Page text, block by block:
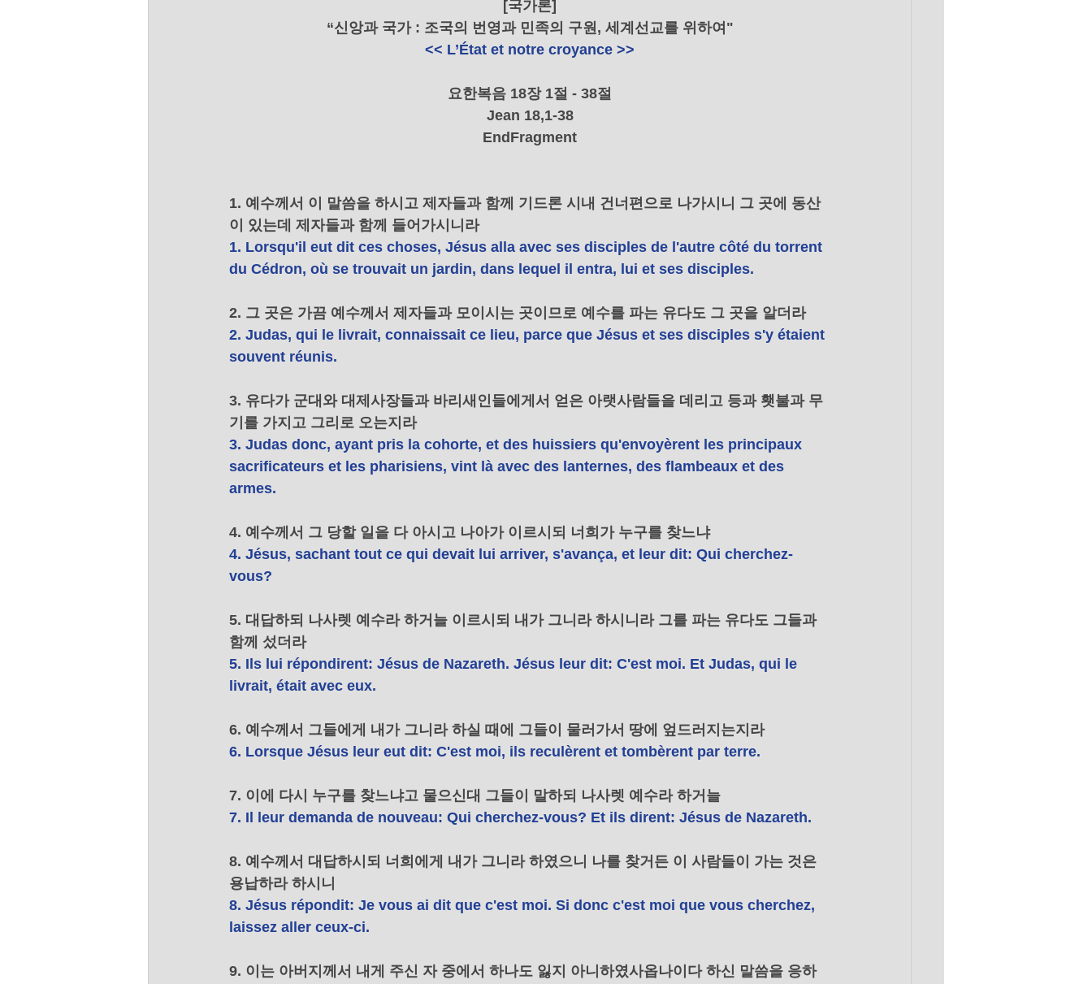
[국가론]
“신앙과 국가 : 조국의 번영과 민족의 구원, 세계선교를 위하여"
<< L’État et notre croyance >>
    요한복음 18장 1절 - 38절
Jean 18,1-38
EndFragment
1. 예수께서 이 말씀을 하시고 제자들과 함께 기드론 시내 건너편으로 나가시니 그 곳에 동산
이 있는데 제자들과 함께 들어가시니라
1. Lorsqu'il eut dit ces choses, Jésus alla avec ses disciples de l'autre côté du torrent
du Cédron, où se trouvait un jardin, dans lequel il entra, lui et ses disciples.
2. 그 곳은 가끔 예수께서 제자들과 모이시는 곳이므로 예수를 파는 유다도 그 곳을 알더라
2. Judas, qui le livrait, connaissait ce lieu, parce que Jésus et ses disciples s'y étaient
souvent réunis.
3. 유다가 군대와 대제사장들과 바리새인들에게서 얻은 아랫사람들을 데리고 등과 횃불과 무
기를 가지고 그리로 오는지라
3. Judas donc, ayant pris la cohorte, et des huissiers qu'envoyèrent les principaux
sacrificateurs et les pharisiens, vint là avec des lanternes, des flambeaux et des
armes.
4. 예수께서 그 당할 일을 다 아시고 나아가 이르시되 너희가 누구를 찾느냐
4. Jésus, sachant tout ce qui devait lui arriver, s'avança, et leur dit: Qui cherchez-
vous?
5. 대답하되 나사렛 예수라 하거늘 이르시되 내가 그니라 하시니라 그를 파는 유다도 그들과
함께 섰더라
5. Ils lui répondirent: Jésus de Nazareth. Jésus leur dit: C'est moi. Et Judas, qui le
livrait, était avec eux.
6. 예수께서 그들에게 내가 그니라 하실 때에 그들이 물러가서 땅에 엎드러지는지라
6. Lorsque Jésus leur eut dit: C'est moi, ils reculèrent et tombèrent par terre.
7. 이에 다시 누구를 찾느냐고 물으신대 그들이 말하되 나사렛 예수라 하거늘
7. Il leur demanda de nouveau: Qui cherchez-vous? Et ils dirent: Jésus de Nazareth.
8. 예수께서 대답하시되 너희에게 내가 그니라 하였으니 나를 찾거든 이 사람들이 가는 것은
용납하라 하시니
8. Jésus répondit: Je vous ai dit que c'est moi. Si donc c'est moi que vous cherchez,
laissez aller ceux-ci.
9. 이는 아버지께서 내게 주신 자 중에서 하나도 잃지 아니하였사옵나이다 하신 말씀을 응하